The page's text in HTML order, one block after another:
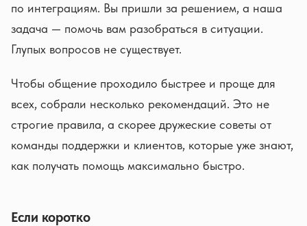
по интеграциям. Вы пришли за решением, а наша
задача — помочь вам разобраться в ситуации.
Глупых вопросов не существует.
Чтобы общение проходило быстрее и проще для
всех, собрали несколько рекомендаций. Это не
строгие правила, а скорее дружеские советы от
команды поддержки и клиентов, которые уже знают,
как получать помощь максимально быстро.
Если коротко